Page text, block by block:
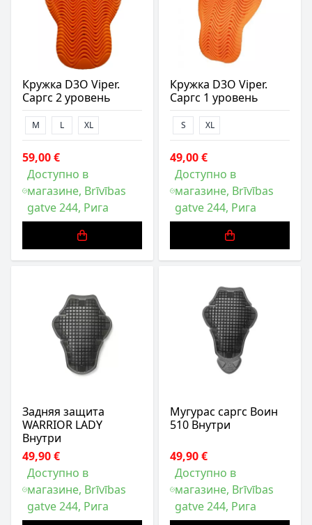
Кружка D3O Viper.
Саргс 2 уровень
M L XL
59,00 €
Доступно в
магазине, Brīvības
gatve 244, Рига
Кружка D3O Viper.
Саргс 1 уровень
S XL
49,00 €
Доступно в
магазине, Brīvības
gatve 244, Рига
Задняя защита
WARRIOR LADY
Внутри
49,90 €
Доступно в
магазине, Brīvības
gatve 244, Рига
Мугурас саргс Воин
510 Внутри
49,90 €
Доступно в
магазине, Brīvības
gatve 244, Рига